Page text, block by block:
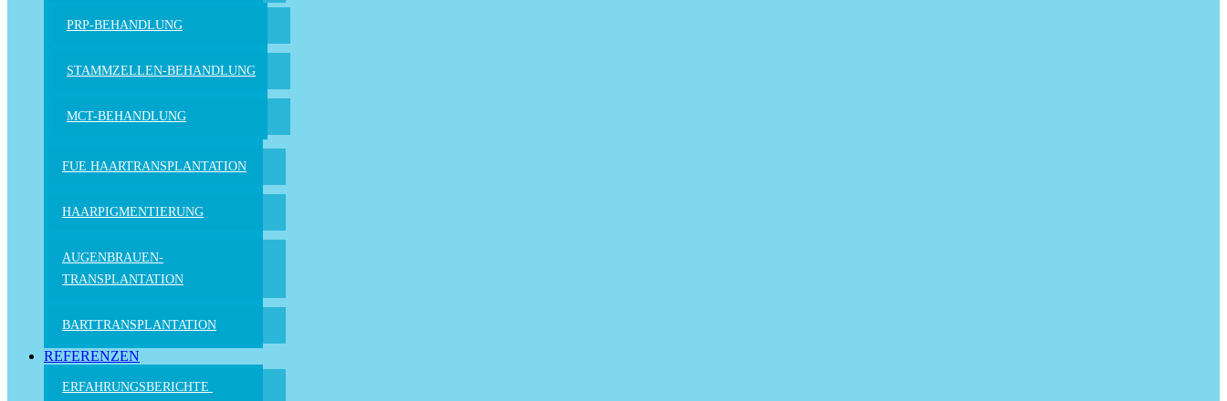
PRP-BEHANDLUNG
STAMMZELLEN-BEHANDLUNG
MCT-BEHANDLUNG
FUE HAAR­TRANS­PLANTATION
HAARPIGMEN­TIERUNG
AUGENBRAUEN­
TRANSPLANTATION
BARTTRANS­PLANTATION
REFERENZEN
ERFAHRUNGSBERICHTE